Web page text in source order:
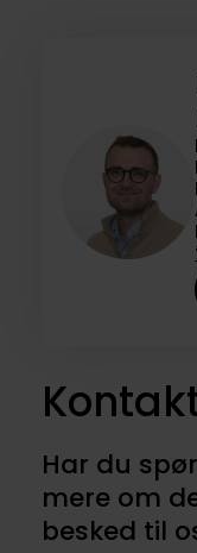
Har du
mere om
besked til